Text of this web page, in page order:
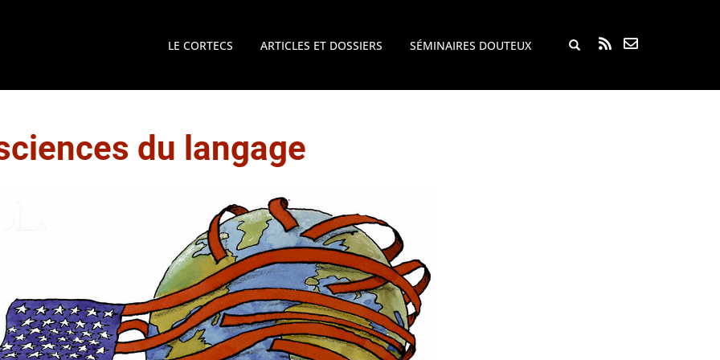
LE CORTECS ARTICLES ET DOSSIERS SÉMINAIRES DOUTEUX Rechercher...
du langage